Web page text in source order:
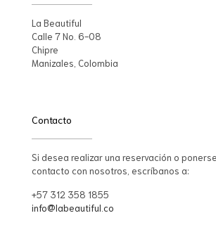
La Beautiful
Calle 7 No. 6-08
Chipre
Manizales, Colombia
Contacto
Si desea realizar una reservación o
contacto con nosotros, escríbanos a:
+57 312 358 1855
info@labeautiful.co